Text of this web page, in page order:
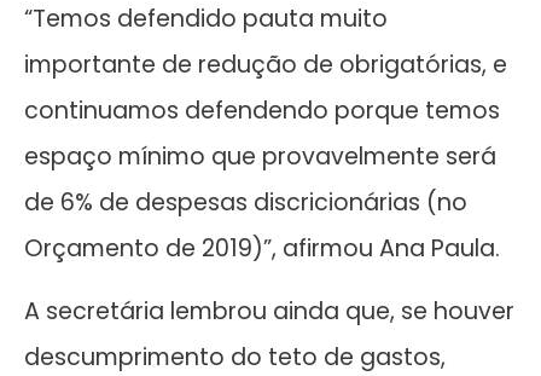
“Temos defendido pauta muito
importante de redução de obrigatórias, e
continuamos defendendo porque temos
espaço mínimo que provavelmente será
de 6% de despesas discricionárias (no
Orçamento de 2019)”, afirmou Ana Paula.
A secretária lembrou ainda que, se houver
descumprimento do teto de gastos,